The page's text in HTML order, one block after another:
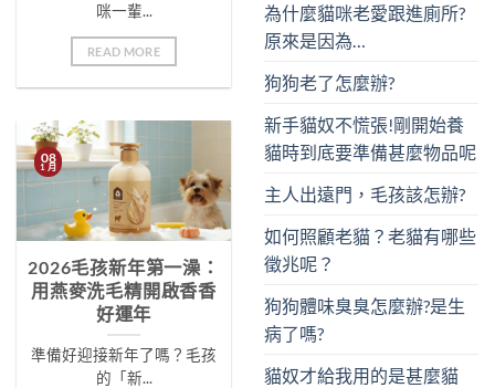
咪一輩...
READ MORE
2026毛孩新年第一澡：
用燕麥洗毛精開啟香香
好運年
準備好迎接新年了嗎？毛孩
的「新...
08
1 月
為什麼貓咪老愛跟進廁所?
原來是因為…
狗狗老了怎麼辦?
新手貓奴不慌張!剛開始養
貓時到底要準備甚麼物品呢
主人出遠門，毛孩該怎辦?
如何照顧老貓？老貓有哪些
徵兆呢？
狗狗體味臭臭怎麼辦?是生
病了嗎?
貓奴才給我用的是甚麼貓